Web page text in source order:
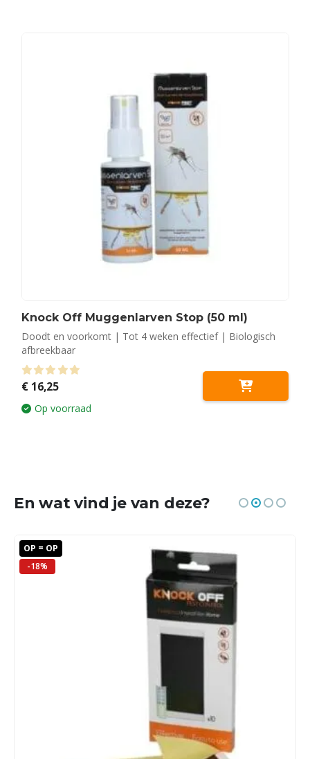
Knock Off Muggenlarven Stop (50 ml)
Doodt en voorkomt | Tot 4 weken effectief | Biologisch
afbreekbaar
0 out of 5
€16,25
Op voorraad
En wat vind je van deze?
OP = OP
-18%